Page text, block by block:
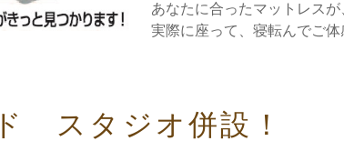
あなたに合ったマットレス
実際に座って、寝転んでご
スタジオ併設！